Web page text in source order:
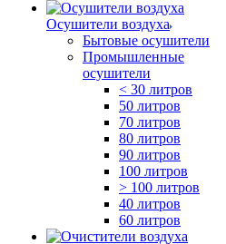
Осушители воздуха
Бытовые осушители
Промышленные
осушители
< 30 литров
50 литров
70 литров
80 литров
90 литров
100 литров
> 100 литров
40 литров
60 литров